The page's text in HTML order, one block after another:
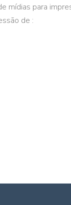
mídias para
de :